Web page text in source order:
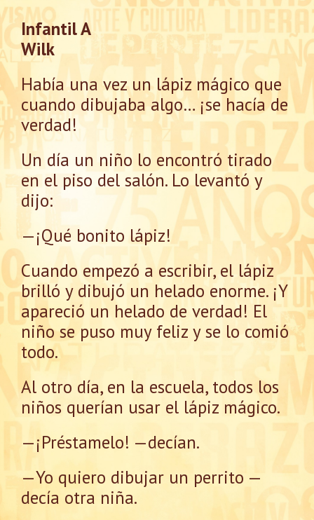
Infantil A
Wilk
Había una vez un lápiz mágico que
cuando dibujaba algo… ¡se hacía de
verdad!
Un día un niño lo encontró tirado
en el piso del salón. Lo levantó y
dijo:
—¡Qué bonito lápiz!
Cuando empezó a escribir, el lápiz
brilló y dibujó un helado enorme. ¡Y
apareció un helado de verdad! El
niño se puso muy feliz y se lo comió
todo.
Al otro día, en la escuela, todos los
niños querían usar el lápiz mágico.
—¡Préstamelo! —decían.
—Yo quiero dibujar un perrito —
decía otra niña.